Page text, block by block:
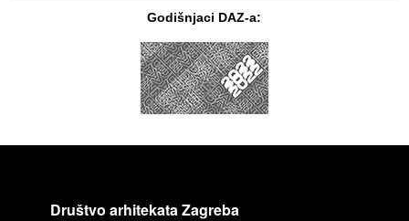
Godišnjaci DAZ-a:
Društvo arhitekata Zagreba